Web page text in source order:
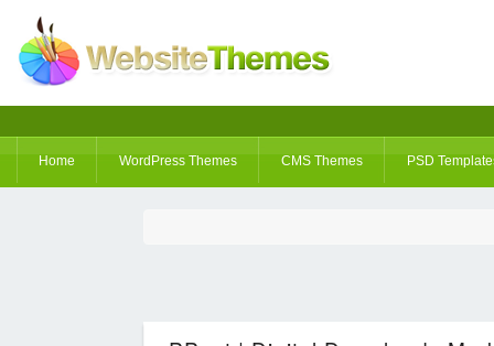
Home WordPress Themes CMS Themes PSD